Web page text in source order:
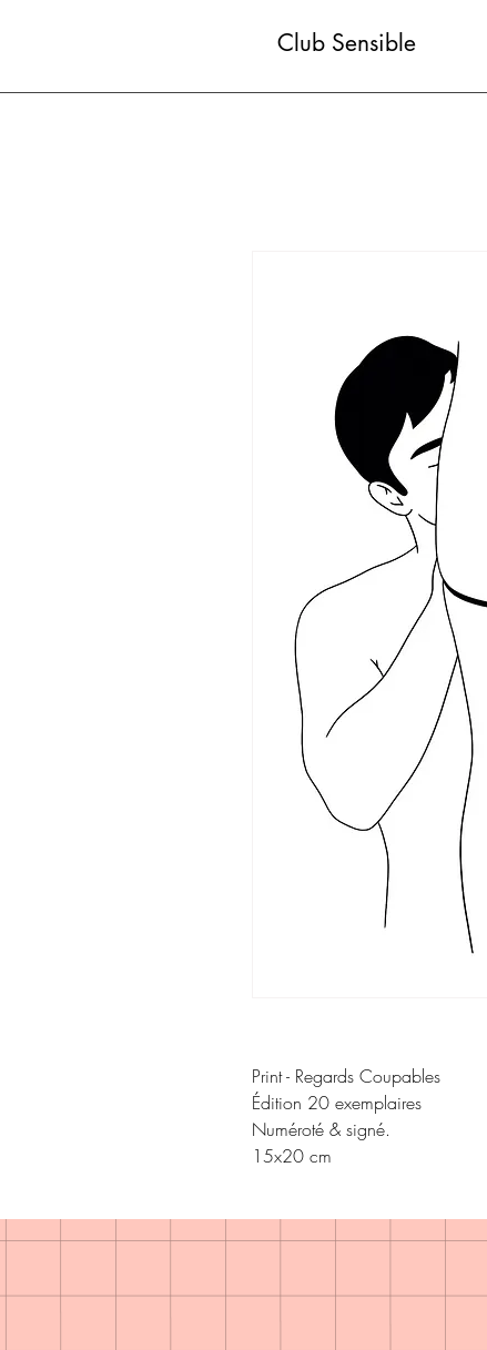
Club Sensible
Print - Regards Coupables
Édition 20 exemplaires
Numéroté & signé.
15x20 cm